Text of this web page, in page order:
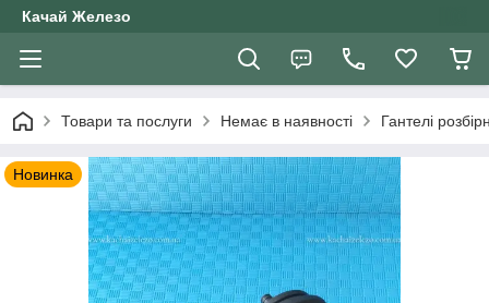
Качай Железо
Товари та послуги Немає в наявності Гантелі
Новинка